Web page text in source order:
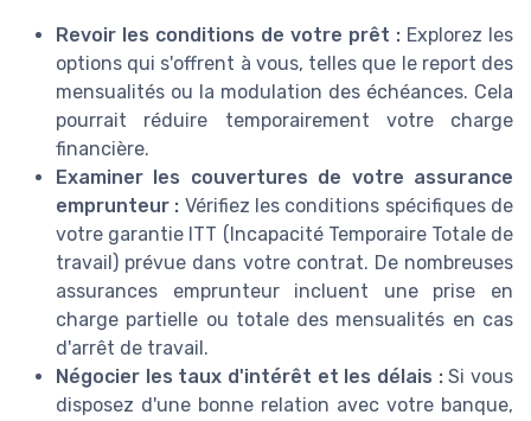
Revoir les conditions de votre prêt : Explorez les
options qui s'offrent à vous, telles que le report des
mensualités ou la modulation des échéances. Cela
pourrait réduire temporairement votre charge
financière.
Examiner les couvertures de votre assurance
emprunteur : Vérifiez les conditions spécifiques de
votre garantie ITT (Incapacité Temporaire Totale de
travail) prévue dans votre contrat. De nombreuses
assurances emprunteur incluent une prise en
charge partielle ou totale des mensualités en cas
d'arrêt de travail.
Négocier les taux d'intérêt et les délais :Si vous
disposez d'une bonne relation avec votre banque,